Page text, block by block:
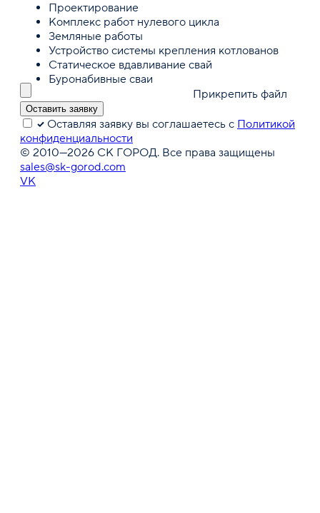
Проектирование
Комплекс работ нулевого цикла
Земляные работы
Устройство системы крепления котлованов
Статическое вдавливание свай
Буронабивные сваи
Прикрепить файл
Оставить заявку
Оставляя заявку вы соглашаетесь с Политикой
конфиденциальности
© 2010—2026 СК ГОРОД. Все права защищены
sales@sk-gorod.com
VK